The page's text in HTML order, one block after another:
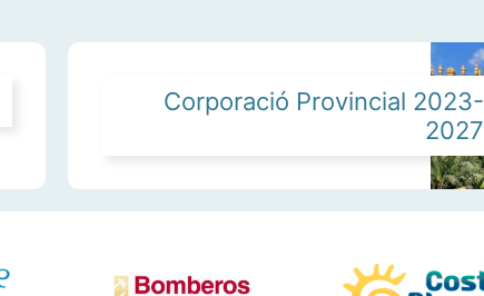
Corporació Provincial 2023-
2027